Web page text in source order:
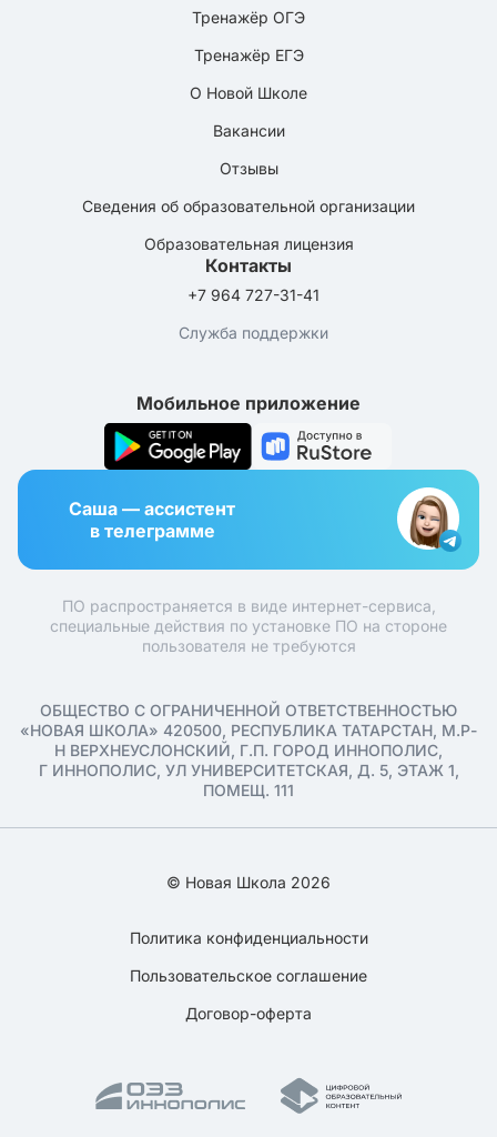
Тренажёр ОГЭ
Тренажёр ЕГЭ
О Новой Школе
Вакансии
Отзывы
Сведения об образовательной организации
Образовательная лицензия
Контакты
+7 964 727-31-41
Служба поддержки
Мобильное приложение
Саша — ассистент
в телеграмме
ПО распространяется в виде интернет-сервиса,
специальные действия по установке ПО на стороне
пользователя не требуются
ОБЩЕСТВО С ОГРАНИЧЕННОЙ ОТВЕТСТВЕННОСТЬЮ
«НОВАЯ ШКОЛА» 420500, РЕСПУБЛИКА ТАТАРСТАН, М.Р-
Н ВЕРХНЕУСЛОНСКИЙ, Г.П. ГОРОД ИННОПОЛИС,
Г ИННОПОЛИС, УЛ УНИВЕРСИТЕТСКАЯ, Д. 5, ЭТАЖ 1,
ПОМЕЩ. 111
© Новая Школа 2026
Политика конфиденциальности
Пользовательское соглашение
Договор-оферта